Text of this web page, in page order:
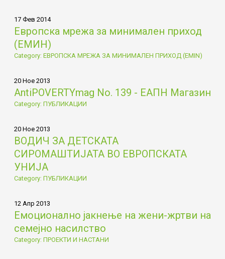
17 Фев 2014
Европска мрежа за минимален приход
(ЕМИН)
Category: ЕВРОПСКА МРЕЖА ЗА МИНИМАЛЕН ПРИХОД (EMIN)
20 Ное 2013
AntiPOVERTYmag No. 139 - ЕАПН Магазин
Category: ПУБЛИКАЦИИ
20 Ное 2013
ВОДИЧ ЗА ДЕТСКАТА
СИРОМАШТИЈАТА ВО ЕВРОПСКАТА
УНИЈА
Category: ПУБЛИКАЦИИ
12 Апр 2013
Емоционално јакнење на жени-жртви на
семејно насилство
Category: ПРОЕКТИ И НАСТАНИ